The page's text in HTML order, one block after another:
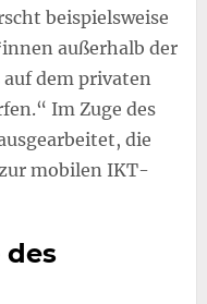
beispielsweise
außerhalb der
dem privaten
Im Zuge des
die
mobilen IKT-
des